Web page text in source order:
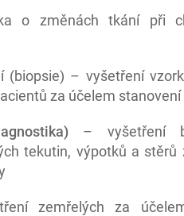
o změnách tkání při
(biopsie) – vyšetření
za účelem
– vyšetření
tekutin, výpotků a stěrů
zemřelých za